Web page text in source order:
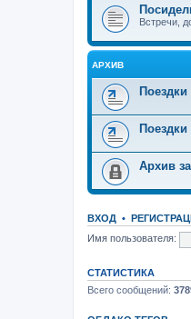
Встречи,
АРХИВ
Поездки
Поездки
Архив
ВХОД •
Имя пользователя:
СТАТИСТИКА
Всего сообщений: